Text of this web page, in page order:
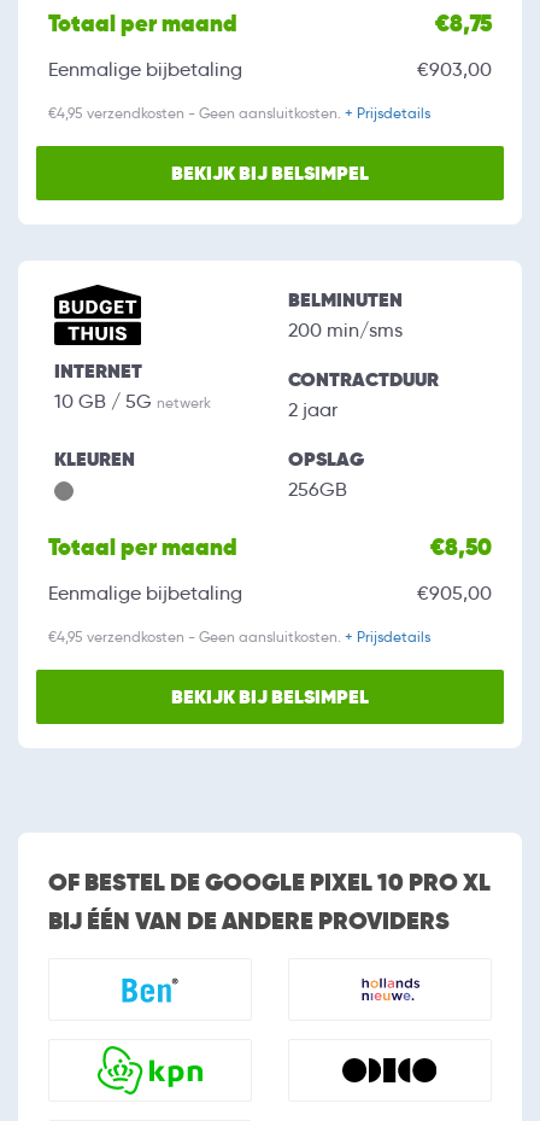
Totaal per maand €8,75
Eenmalige bijbetaling €903,00
€4,95 verzendkosten - Geen aansluitkosten. + Prijsdetails
BEKIJK BIJ BELSIMPEL
INTERNET
10 GB / 5G netwerk
BELMINUTEN
200 min/sms
CONTRACTDUUR
2 jaar
KLEUREN OPSLAG
256GB
Totaal per maand €8,50
Eenmalige bijbetaling €905,00
€4,95 verzendkosten - Geen aansluitkosten. + Prijsdetails
BEKIJK BIJ BELSIMPEL
OF BESTEL DE GOOGLE PIXEL 10 PRO XL
BIJ ÉÉN VAN DE ANDERE PROVIDERS